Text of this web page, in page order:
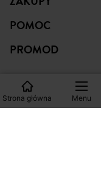
Strona główna Menu
POMOC
PROMOD